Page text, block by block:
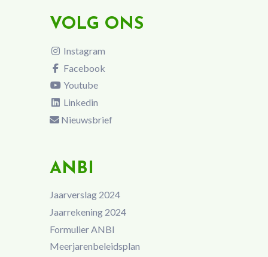
VOLG ONS
Instagram
Facebook
Youtube
Linkedin
Nieuwsbrief
ANBI
Jaarverslag 2024
Jaarrekening 2024
Formulier ANBI
Meerjarenbeleidsplan